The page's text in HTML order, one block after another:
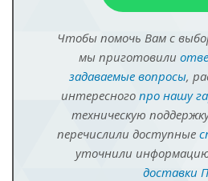
Чтобы помочь Вам с
мы приготовили
задаваемые вопросы,
интересного про нашу
техническую
перечислили доступные
уточнили
доставки